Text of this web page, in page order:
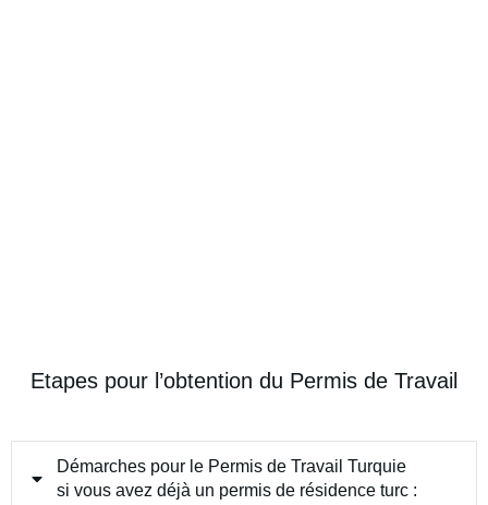
Etapes pour l’obtention du Permis de Travail
Démarches pour le Permis de Travail Turquie
si vous avez déjà un permis de résidence turc :